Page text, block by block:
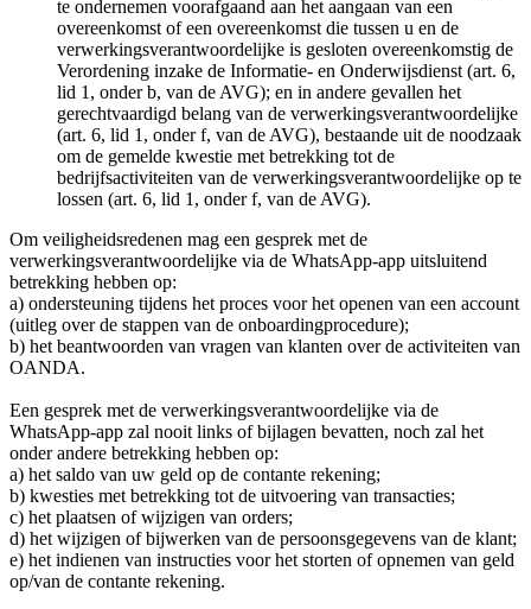
te ondernemen voorafgaand aan het aangaan van een
overeenkomst of een overeenkomst die tussen u en de
verwerkingsverantwoordelijke is gesloten overeenkomstig de
Verordening inzake de Informatie- en Onderwijsdienst (art. 6,
lid 1, onder b, van de AVG); en in andere gevallen het
gerechtvaardigd belang van de verwerkingsverantwoordelijke
(art. 6, lid 1, onder f, van de AVG), bestaande uit de noodzaak
om de gemelde kwestie met betrekking tot de
bedrijfsactiviteiten van de verwerkingsverantwoordelijke op te
lossen (art. 6, lid 1, onder f, van de AVG).
Om veiligheidsredenen mag een gesprek met de
verwerkingsverantwoordelijke via de WhatsApp-app uitsluitend
betrekking hebben op:
a) ondersteuning tijdens het proces voor het openen van een account
(uitleg over de stappen van de onboardingprocedure);
b) het beantwoorden van vragen van klanten over de activiteiten van
OANDA.
Een gesprek met de verwerkingsverantwoordelijke via de
WhatsApp-app zal nooit links of bijlagen bevatten, noch zal het
onder andere betrekking hebben op:
a) het saldo van uw geld op de contante rekening;
b) kwesties met betrekking tot de uitvoering van transacties;
c) het plaatsen of wijzigen van orders;
d) het wijzigen of bijwerken van de persoonsgegevens van de klant;
e) het indienen van instructies voor het storten of opnemen van geld
op/van de contante rekening.